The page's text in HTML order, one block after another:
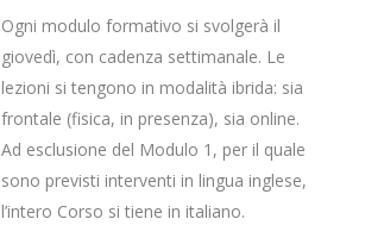
Ogni modulo formativo si svolgerà il
giovedì, con cadenza settimanale. Le
lezioni si tengono in modalità ibrida: sia
frontale (fisica, in presenza), sia online.
Ad esclusione del Modulo 1, per il quale
sono previsti interventi in lingua inglese,
l’intero Corso si tiene in italiano.